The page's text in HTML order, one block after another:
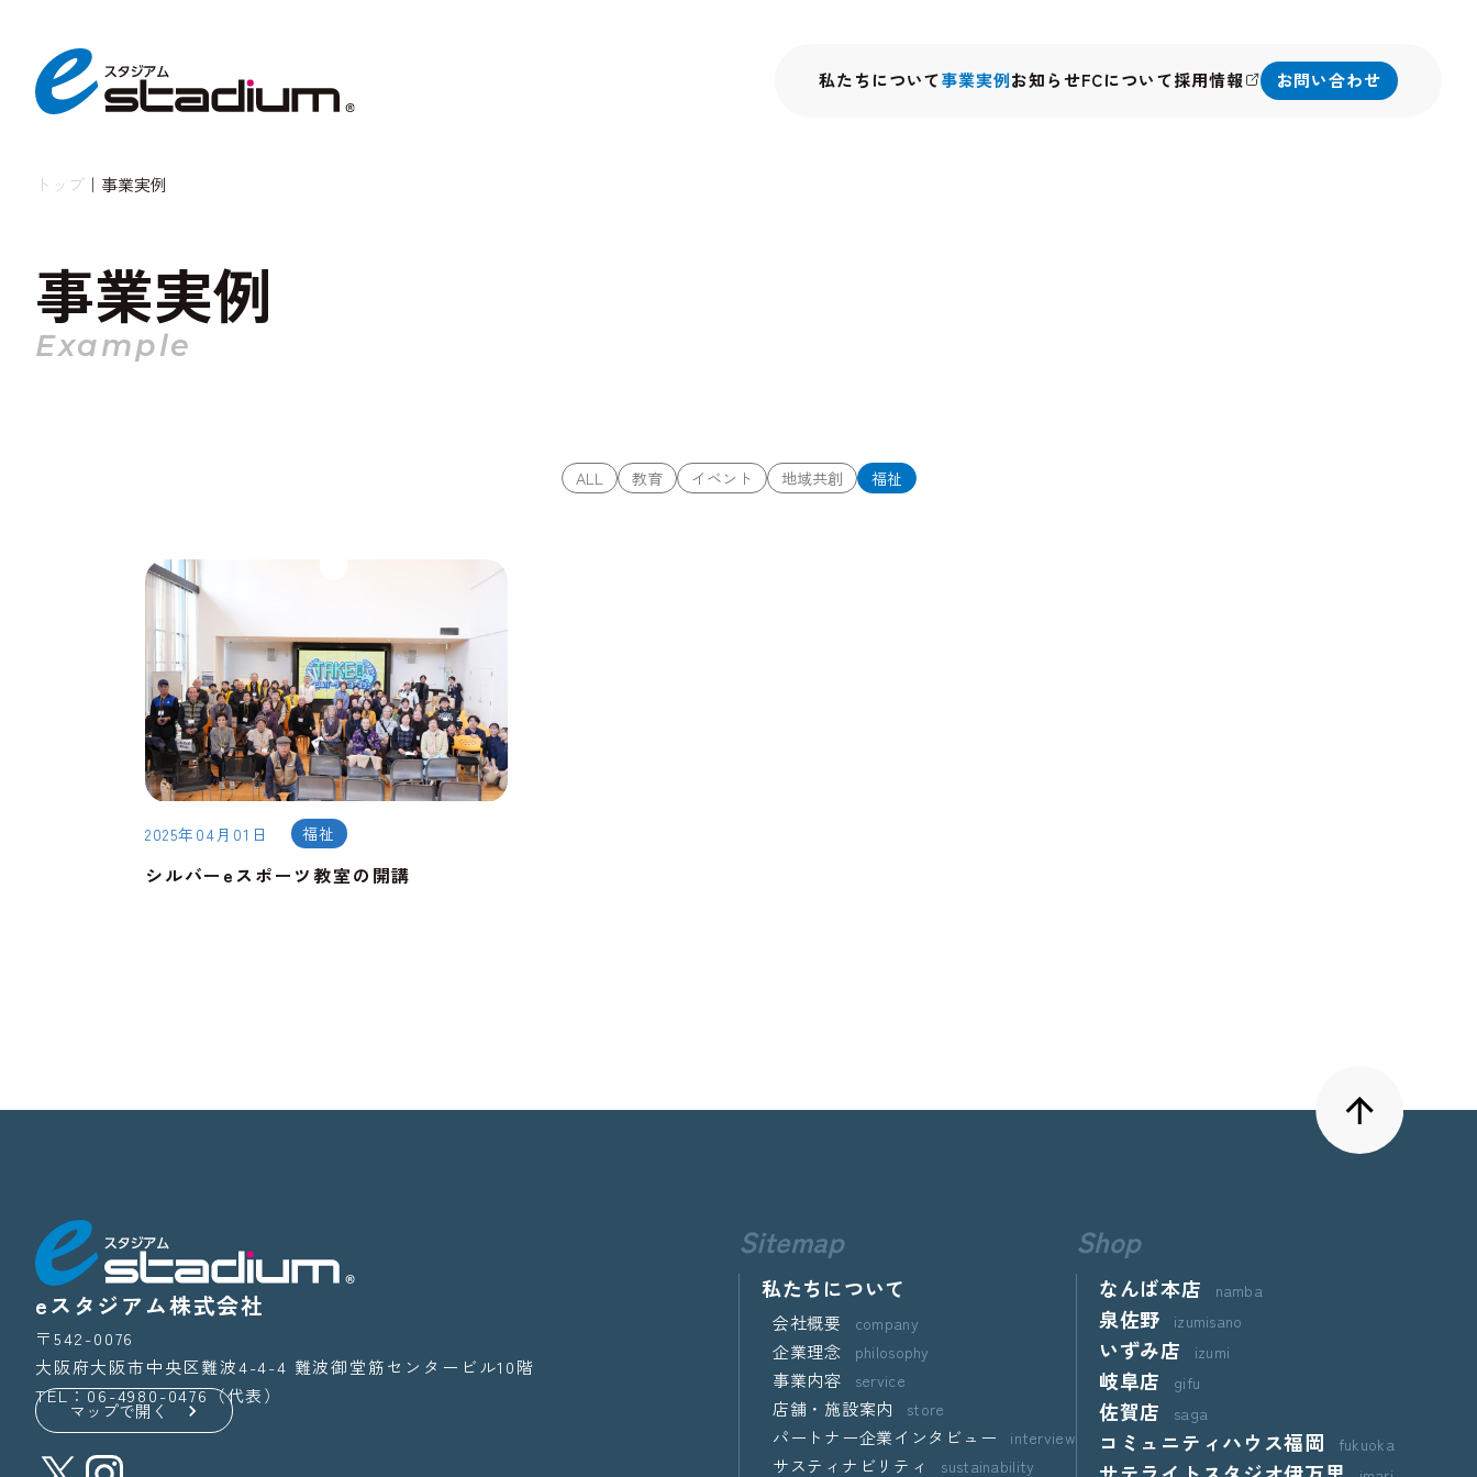
私たちについて事業実例お知らせFCについて採用情報 お問い合わせ
トップ ｜ 事業実例
事業実例
Example
ALL 教育 イベント 地域共創 福祉
2025年04月01日 福祉
シルバーeスポーツ教室の開講
eスタジアム株式会社
〒542-0076
大阪府大阪市中央区難波4-4-4 難波御堂筋センタービル10階
TEL：06-4980-0476（代表）
マップで開く
Sitemap
私たちについて
会社概要 company
企業理念 philosophy
事業内容 service
店舗・施設案内 store
パートナー企業インタビュー interview
サスティナビリティ sustainability
Shop
なんば本店 namba
泉佐野 izumisano
いずみ店 izumi
岐阜店 gifu
佐賀店 saga
コミュニティハウス福岡 fukuoka